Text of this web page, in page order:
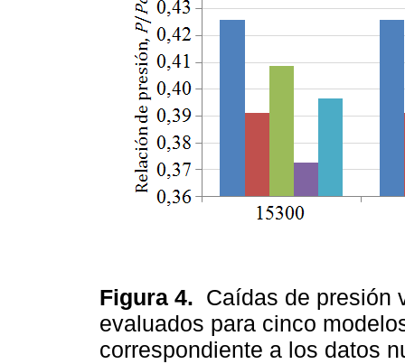
Figura 4. Caídas de presión
evaluados para cinco
correspondiente a los datos